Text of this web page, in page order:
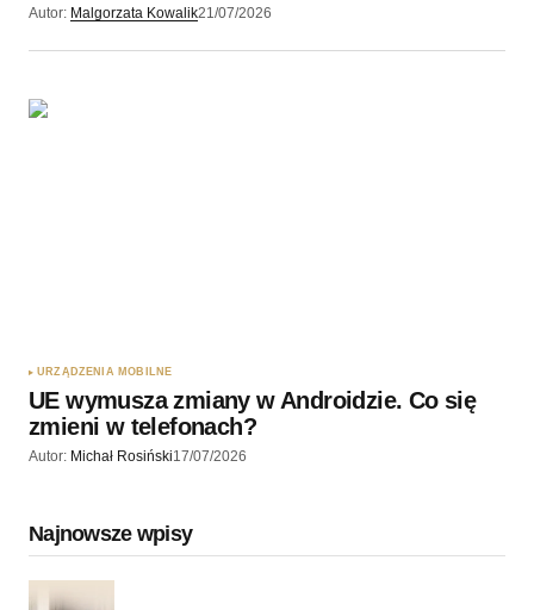
Autor: Malgorzata Kowalik21/07/2026
URZĄDZENIA MOBILNE
UE wymusza zmiany w Androidzie. Co się
zmieni w telefonach?
Autor: Michał Rosiński17/07/2026
Najnowsze wpisy